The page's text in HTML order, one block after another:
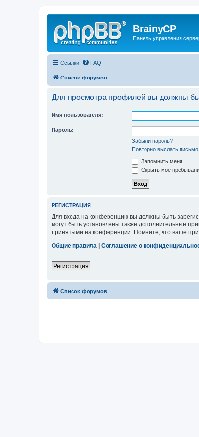
BrainyCP
Панель управления
Ссылки FAQ
Список форумов
Для просмотра профилей вы должны
Имя пользователя:
Пароль:
Забыли пароль?
Повторно выслать письмо
Запомнить меня
Скрыть моё
РЕГИСТРАЦИЯ
Для входа на конференцию вы должны быть
могут быть установлены также дополнительные
принятыми на конференции. Помните, что ваше
Общие правила
Соглашение о
Регистрация
Список форумов